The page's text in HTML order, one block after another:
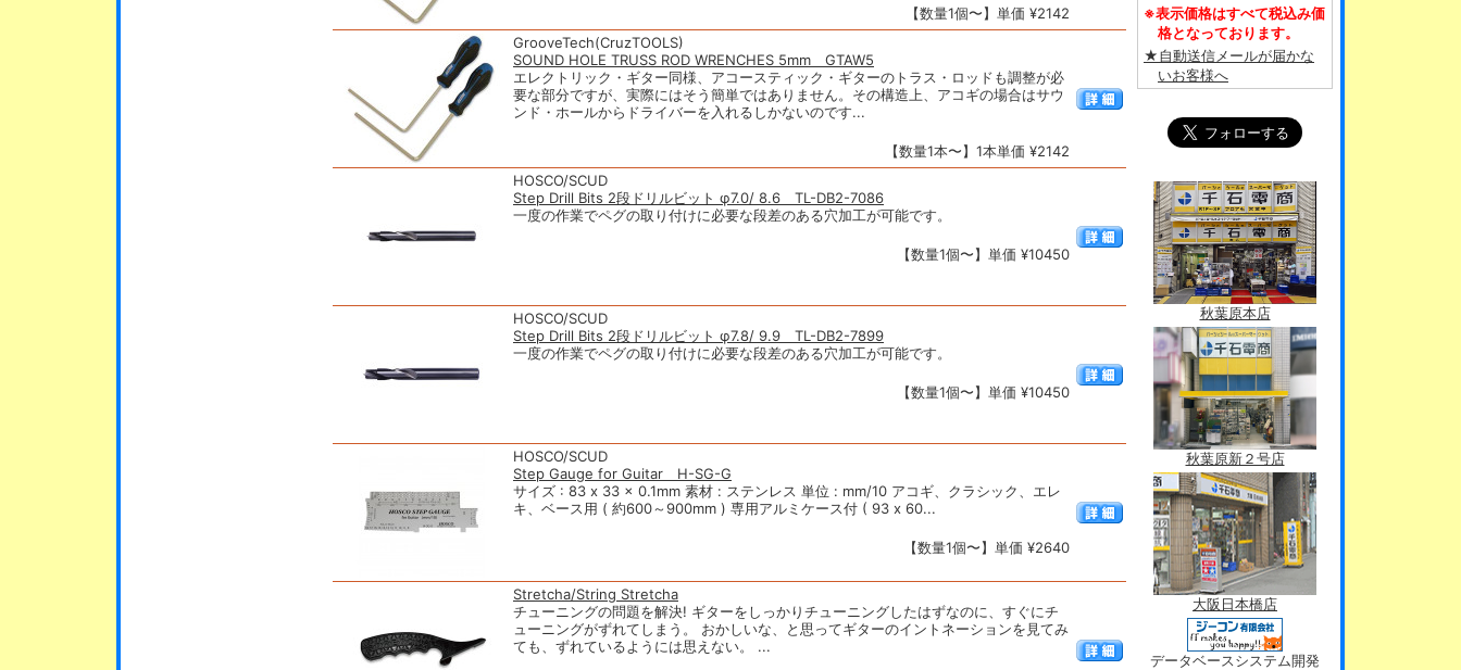
【数量1個〜】単価 ¥2142
GrooveTech(CruzTOOLS)
SOUND HOLE TRUSS ROD WRENCHES 5mm GTAW5
エレクトリック・ギター同様、アコースティック・ギターのトラス・ロッドも調整が必
要な部分ですが、実際にはそう簡単ではありません。その構造上、アコギの場合はサウ
ンド・ホールからドライバーを入れるしかないのです...
【数量1本〜】1本単価 ¥2142
HOSCO/SCUD
Step Drill Bits 2段ドリルビット φ7.0/ 8.6 TL-DB2-7086
一度の作業でペグの取り付けに必要な段差のある穴加工が可能です。
【数量1個〜】単価 ¥10450
HOSCO/SCUD
Step Drill Bits 2段ドリルビット φ7.8/ 9.9 TL-DB2-7899
一度の作業でペグの取り付けに必要な段差のある穴加工が可能です。
【数量1個〜】単価 ¥10450
HOSCO/SCUD
Step Gauge for Guitar H-SG-G
サイズ : 83 x 33 x 0.1mm 素材 : ステンレス 単位 : mm/10 アコギ、クラシック、エレ
キ、ベース用 ( 約600～900mm ) 専用アルミケース付 ( 93 x 60...
【数量1個〜】単価 ¥2640
Stretcha/String Stretcha
チューニングの問題を解決! ギターをしっかりチューニングしたはずなのに、すぐにチ
ューニングがずれてしまう。 おかしいな、と思ってギターのイントネーションを見てみ
ても、ずれているようには思えない。 ...
※表示価格はすべて税込み価
格となっております。
★自動送信メールが届かな
いお客様へ
秋葉原本店
秋葉原新２号店
大阪日本橋店
データベースシステム開発